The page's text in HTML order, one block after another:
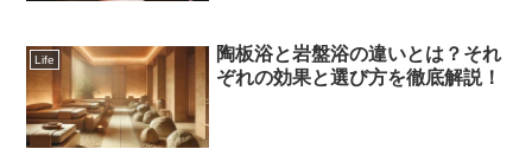
Life
陶板浴と岩盤浴の違いとは？それ
ぞれの効果と選び方を徹底解説！